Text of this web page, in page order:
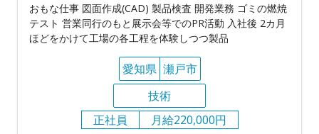
おもな仕事 図面作成(CAD) 製品検査 開発業務 ゴミの燃焼
テスト 営業同行のもと展示会等でのPR活動 入社後 2カ月
ほどをかけて工場の各工程を体験しつつ製品
愛知県 瀬戸市
技術
正社員
月給220,000円